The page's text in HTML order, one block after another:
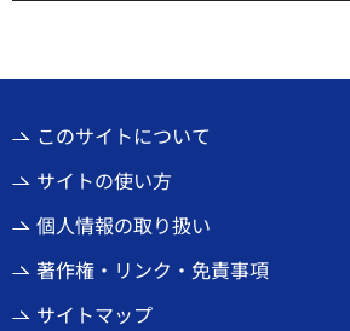
このサイトについて
サイトの使い方
個人情報の取り扱い
著作権・リンク・免責事項
サイトマップ